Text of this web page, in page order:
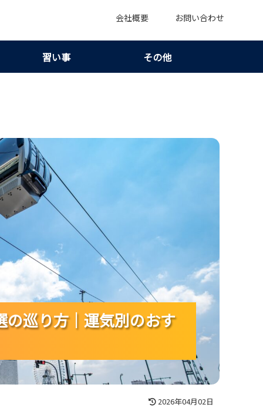
会社概要 お問い合わせ
習い事 その他
気別のおすすめルートも紹介！
の巡り方｜運気別のおす
の巡り方｜運気別のおす
の巡り方｜運気別のおす
2026年04月02日